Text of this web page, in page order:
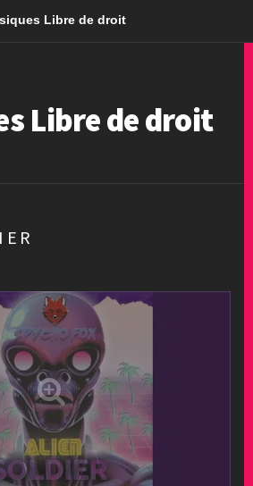
Libre de droit
Libre de droit